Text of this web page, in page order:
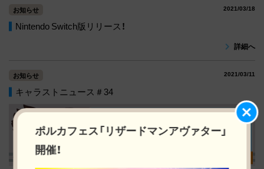
お知らせ 2021/03/18
Nintendo Switch版リリース！
詳細へ
お知らせ 2021/03/11
キャラストニュース＃34
ポルカフェス「リザードマンアヴァター」
開催！